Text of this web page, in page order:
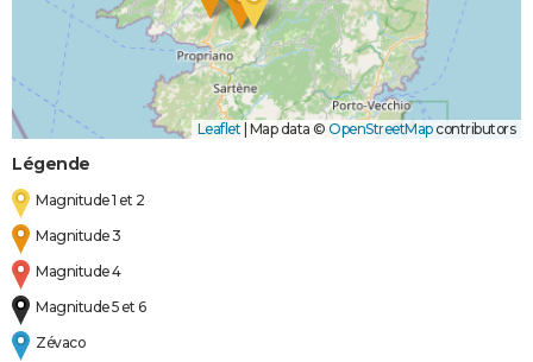
Leaflet Map data © OpenStreetMapcontributors
Légende
Magnitude 1 et 2
Magnitude 3
Magnitude 4
Magnitude 5 et 6
Zévaco